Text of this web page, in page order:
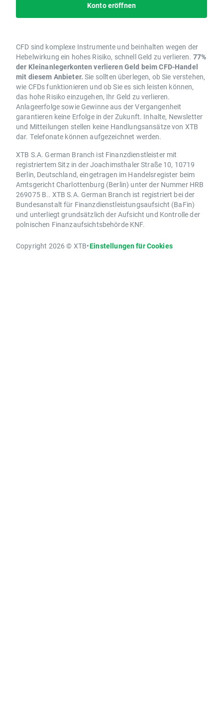
Konto eröffnen
CFD sind komplexe Instrumente und beinhalten wegen der
Hebelwirkung ein hohes Risiko, schnell Geld zu verlieren. 77%
der Kleinanlegerkonten verlieren Geld beim CFD-Handel
mit diesem Anbieter. Sie sollten überlegen, ob Sie verstehen,
wie CFDs funktionieren und ob Sie es sich leisten können,
das hohe Risiko einzugehen, Ihr Geld zu verlieren.
Anlageerfolge sowie Gewinne aus der Vergangenheit
garantieren keine Erfolge in der Zukunft. Inhalte, Newsletter
und Mitteilungen stellen keine Handlungsansätze von XTB
dar. Telefonate können aufgezeichnet werden.
XTB S.A. German Branch ist Finanzdienstleister mit
registriertem Sitz in der Joachimsthaler Straße 10, 10719
Berlin, Deutschland, eingetragen im Handelsregister beim
Amtsgericht Charlottenburg (Berlin) unter der Nummer HRB
269075 B.. XTB S.A. German Branch ist registriert bei der
Bundesanstalt für Finanzdienstleistungsaufsicht (BaFin)
und unterliegt grundsätzlich der Aufsicht und Kontrolle der
polnischen Finanzaufsichtsbehörde KNF.
Copyright 2026 © XTB•Einstellungen für Cookies